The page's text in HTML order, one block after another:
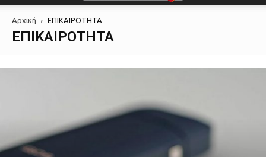
Αρχική ΕΠΙΚΑΙΡΟΤΗΤΑ
ΕΠΙΚΑΙΡΟΤΗΤΑ